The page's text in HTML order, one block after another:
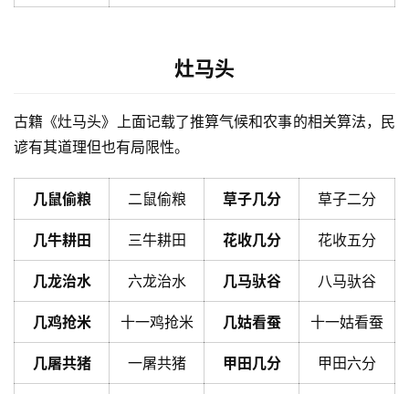
灶马头
古籍《灶马头》上面记载了推算气候和农事的相关算法，民
谚有其道理但也有局限性。
几鼠偷粮 二鼠偷粮 草子几分 草子二分
几牛耕田 三牛耕田 花收几分 花收五分
几龙治水 六龙治水 几马驮谷 八马驮谷
几鸡抢米 十一鸡抢米 几姑看蚕 十一姑看蚕
几屠共猪 一屠共猪 甲田几分 甲田六分